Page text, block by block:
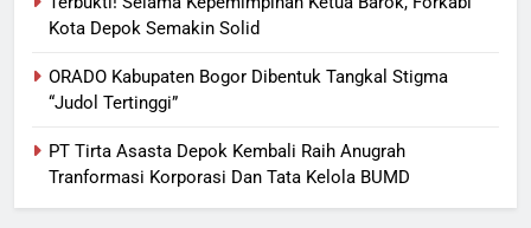
Kota Depok Semakin Solid
ORADO Kabupaten Bogor Dibentuk Tangkal Stigma
“Judol Tertinggi”
PT Tirta Asasta Depok Kembali Raih Anugrah
Tranformasi Korporasi Dan Tata Kelola BUMD